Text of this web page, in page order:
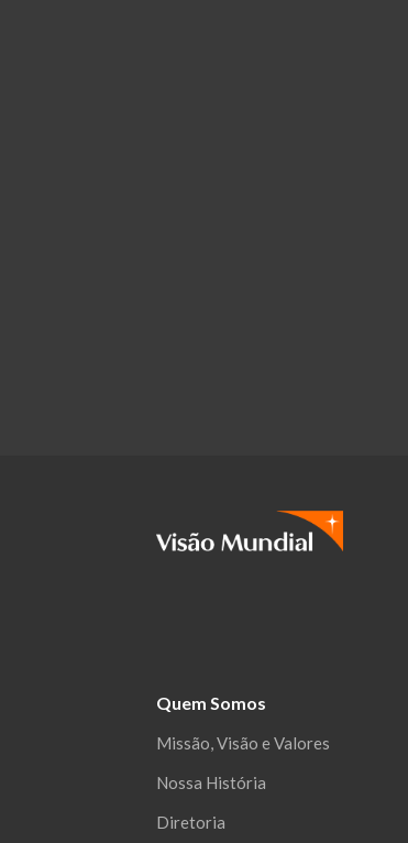
Quem Somos
Missão, Visão e Valores
Nossa História
Diretoria